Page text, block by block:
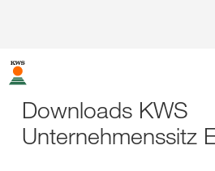
Downloads KWS
Unternehmenssitz